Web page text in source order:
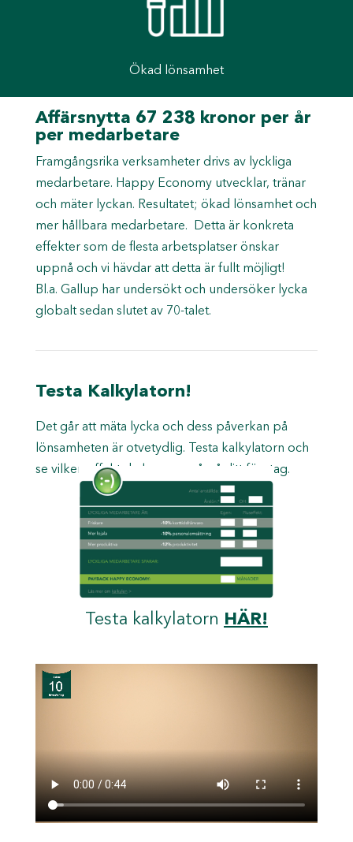
Ökad lönsamhet
Affärsnytta 67 238 kronor per år
per medarbetare
Framgångsrika verksamheter drivs av lyckliga
medarbetare. Happy Economy utvecklar, tränar
och mäter lyckan. Resultatet; ökad lönsamhet och
mer hållbara medarbetare.
Detta är konkreta
effekter som de flesta arbetsplatser önskar
uppnå och vi hävdar att detta är fullt möjligt!
Bl.a. Gallup har undersökt och undersöker lycka
globalt sedan slutet av 70-talet.
Testa Kalkylatorn!
Det går att mäta lycka och dess påverkan på
lönsamheten är otvetydlig. Testa kalkylatorn och
se vilken effekt du kan uppnå på ditt företag.
Testa kalkylatorn HÄR!